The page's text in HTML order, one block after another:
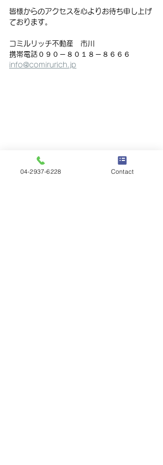
皆様からのアクセスを心よりお待ち申し上げ
ております。
コミルリッチ不動産　市川
携帯電話０９０－８０１８－８６６６
info@comirurich.jp
コミルリッチ不動産
04-2937-6228 Contact